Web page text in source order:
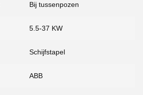
Bij tussenpozen
5.5-37 KW
Schijfstapel
ABB